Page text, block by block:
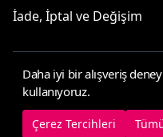
İade, İptal ve Değişim
© 2025
Çerez
Daha iyi bir alışveriş
kullanıyoruz.
Çerez Tercihleri